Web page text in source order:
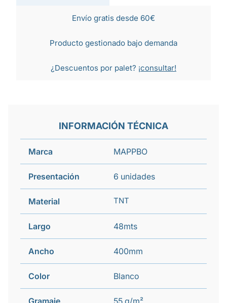
Envío gratis desde 60€
Producto gestionado bajo demanda
¿Descuentos por palet? ¡consultar!
INFORMACIÓN TÉCNICA
Marca MAPPBO
Presentación 6 unidades
Material TNT
Largo 48mts
Ancho 400mm
Color Blanco
Gramaje 55 g/m²